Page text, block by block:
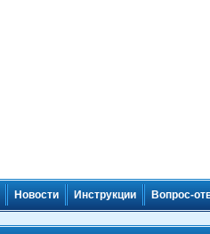
Новости Инструкции Вопрос-